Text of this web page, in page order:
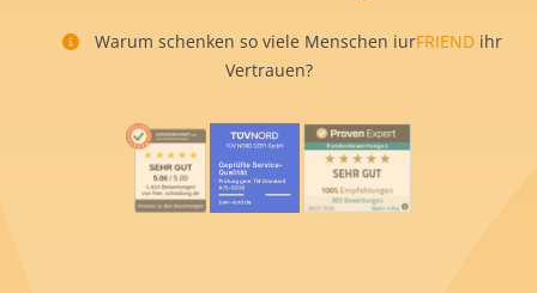
Warum schenken so viele Menschen iurFRIEND ihr
Vertrauen?